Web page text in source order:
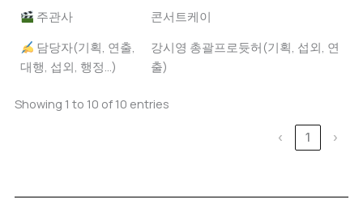
주관사
콘서트케이
담당자(기획, 연출,
대행, 섭외, 행정...)
강시영 총괄프로듓허(기획, 섭외, 연
출)
Showing 1 to 10 of 10 entries
‹ 1 ›